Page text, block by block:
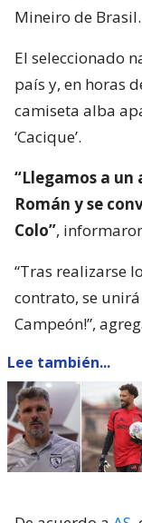
Mineiro de Brasil.
El seleccionado
país y, en horas
camiseta alba
‘Cacique’.
“Llegamos a un
Román y se
Colo”,
“Tras realizarse
contrato, se
Campeón!”,
Lee también...